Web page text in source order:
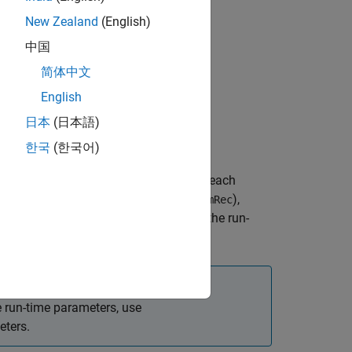
specific run-time parameters. For each
attributes record (
ssParamRec),
attributes record and update the run-
run-time parameters, use
New Zealand (English)
中国
简体中文
English
日本 (日本語)
한국 (한국어)